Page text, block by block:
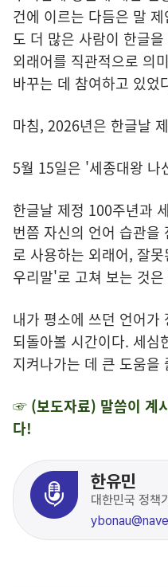
건에 이르는 다듬은 말
도 더 많은 사람이 한글
외래어를 직관적으로 의
바꾸는 데 참여하고 있었
마침, 2026년은 한글날
5월 15일은 '세종대왕 나
한글날 제정 100주년과
번쯤 자신의 언어 습관을
로 사용하는 외래어, 잘
우리말'로 고쳐 보는 것은
내가 평소에 쓰던 언어가
되돌아볼 시간이다. 세심
지켜나가는 데 큰 도움을
☞ (보도자료) 말씀이 계
다!
한유민
대한민국 정책